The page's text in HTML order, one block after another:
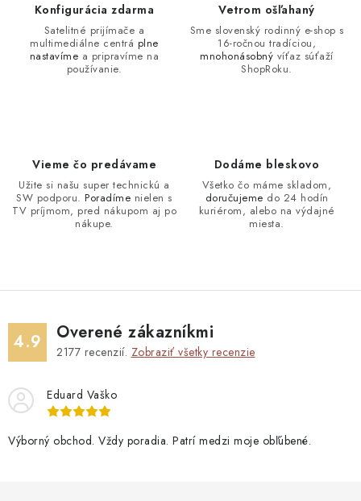
Konfigurácia zdarma
Satelitné prijímače a
multimediálne centrá plne
nastavíme a pripravíme na
používanie.
Vetrom ošľahaný
Sme slovenský rodinný e-shop s
16-ročnou tradíciou,
mnohonásobný víťaz súťaží
ShopRoku.
Vieme čo predávame
Užite si našu super technickú a
SW podporu. Poradíme nielen s
TV príjmom, pred nákupom aj po
nákupe.
Dodáme bleskovo
Všetko čo máme skladom,
doručujeme do 24 hodín
kuriérom, alebo na výdajné
miesta.
4.9 Overené zákazníkmi
2177 recenzií. Zobraziť všetky recenzie
Eduard Vaško
Výborný obchod. Vždy poradia. Patrí medzi moje obľúbené.